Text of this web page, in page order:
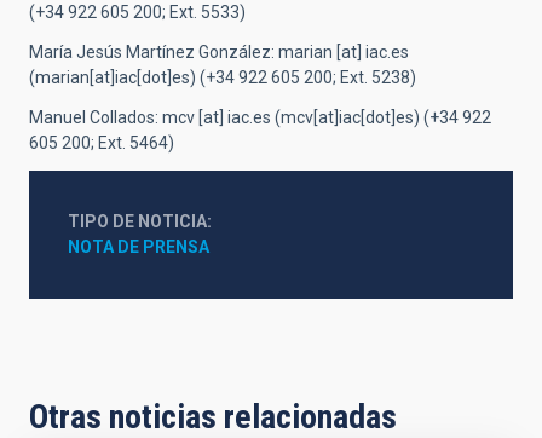
(+34 922 605 200; Ext. 5533)
María Jesús Martínez González: marian [at] iac.es
(marian[at]iac[dot]es) (+34 922 605 200; Ext. 5238)
Manuel Collados: mcv [at] iac.es (mcv[at]iac[dot]es) (+34 922
605 200; Ext. 5464)
TIPO DE NOTICIA
NOTA DE PRENSA
Otras noticias relacionadas